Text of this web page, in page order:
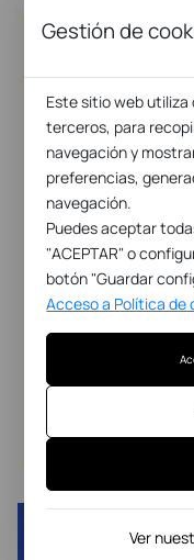
Gestión de
Este sitio web
terceros, para
navegación y
preferencias,
navegación.
Puedes aceptar
"ACEPTAR" o
botón "Guardar
Acceso a Política de
Ver